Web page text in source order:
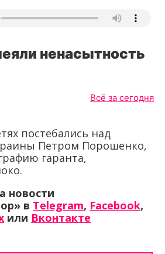
ненасытность
Всё за сегодня
постебались над
Петром Порошенко,
гаранта,
новости
в Telegram, Facebook,
или Вконтакте